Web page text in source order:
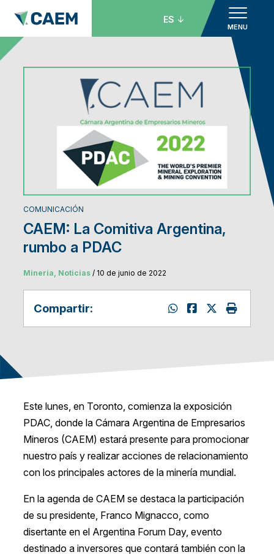
MENU
ES
COMUNICACIÓN
CAEM: La Comitiva Argentina,
rumbo a PDAC
Mineria, Noticias/ 10 de junio de 2022
Compartir:
Este lunes, en Toronto, comienza la exposición
PDAC, donde la Cámara Argentina de Empresarios
Mineros (CAEM) estará presente para promocionar
nuestro país y realizar acciones de relacionamiento
con los principales actores de la minería mundial.
En la agenda de CAEM se destaca la participación
de su presidente, Franco Mignacco, como
disertante en el Argentina Forum Day, evento
destinado a inversores que contará también con la